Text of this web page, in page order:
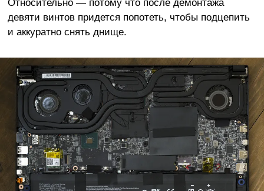
Относительно — потому что после демонтажа
девяти винтов придется попотеть, чтобы подцепить
и аккуратно снять днище.